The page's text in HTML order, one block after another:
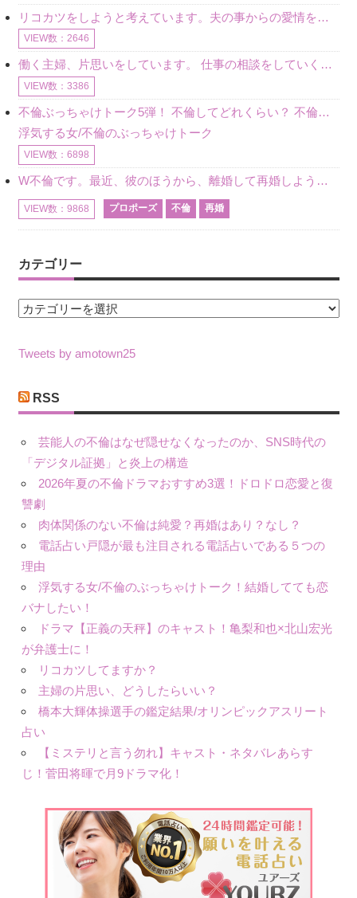
リコカツをしようと考えています。夫の事からの愛情を全く感じません。子供がいるので、子供が成長するまではと我慢しています。 まず、お金が必要だと考え、仕事の量も増やしました。ところが、夫は働かず、結局は
VIEW数：2646
働く主婦、片思いをしています。 仕事の相談をしていくうちに、彼のことを好きになりました。私には夫も子供もいます。不倫をしているわけでもなく、もちろん、この気持ちは誰にも話していません。 ラインをする関
VIEW数：3386
不倫ぶっちゃけトーク5弾！ 不倫してどれくらい？ 不倫のあれこれを、なんでもどうぞ♪♪
浮気する女/不倫のぶっちゃけトーク
VIEW数：6898
W不倫です。最近、彼のほうから、離婚して再婚しよう、と言ってきました。ハッキリいうと、そこまでは考えていませんでした。彼を好きな気持ちはあるし、彼なしの生活は考えられません。だけど、離婚して再婚すると
VIEW数：9868 プロポーズ 不倫 再婚
カテゴリー
カ
ゴ
ー
Tweets by amotown25
RSS
芸能人の不倫はなぜ隠せなくなったのか、SNS時代の
「デジタル証拠」と炎上の構造
2026年夏の不倫ドラマおすすめ3選！ドロドロ恋愛と復
讐劇
肉体関係のない不倫は純愛？再婚はあり？なし？
電話占い戸隠が最も注目される電話占いである５つの
理由
浮気する女/不倫のぶっちゃけトーク！結婚してても恋
バナしたい！
ドラマ【正義の天秤】のキャスト！亀梨和也×北山宏光
が弁護士に！
リコカツしてますか？
主婦の片思い、どうしたらいい？
橋本大輝体操選手の鑑定結果/オリンピックアスリート
占い
【ミステリと言う勿れ】キャスト・ネタバレあらす
じ！菅田将暉で月9ドラマ化！